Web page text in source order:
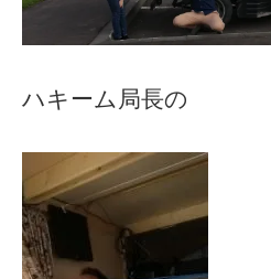
ハキーム局長の